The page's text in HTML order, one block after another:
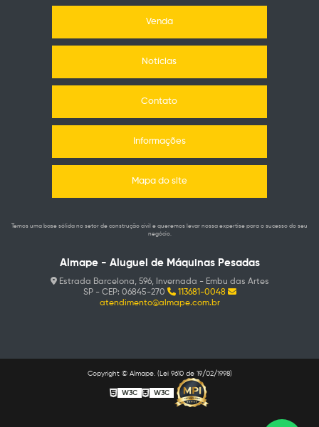
Venda
Notícias
Contato
Informações
Mapa do site
Temos uma base sólida no setor de construção civil e queremos levar nossa expertise para o sucesso do seu
negócio.
Almape - Aluguel de Máquinas Pesadas
Estrada Barcelona, 596, Invernada - Embu das Artes
SP - CEP: 06845-270
113681-0048
atendimento@almape.com.br
Copyright © Almape. (Lei 9610 de 19/02/1998)
W3C W3C